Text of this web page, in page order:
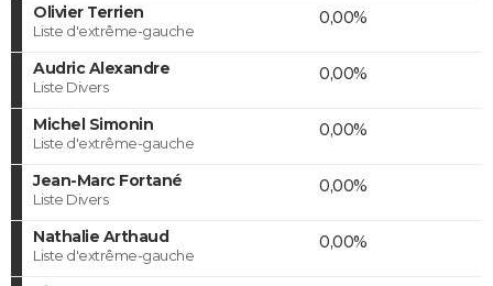
Olivier Terrien
Liste d'extrême-gauche
0,00%
Audric Alexandre
Liste Divers
0,00%
Michel Simonin
Liste d'extrême-gauche
0,00%
Jean-Marc Fortané
Liste Divers
0,00%
Nathalie Arthaud
Liste d'extrême-gauche
0,00%